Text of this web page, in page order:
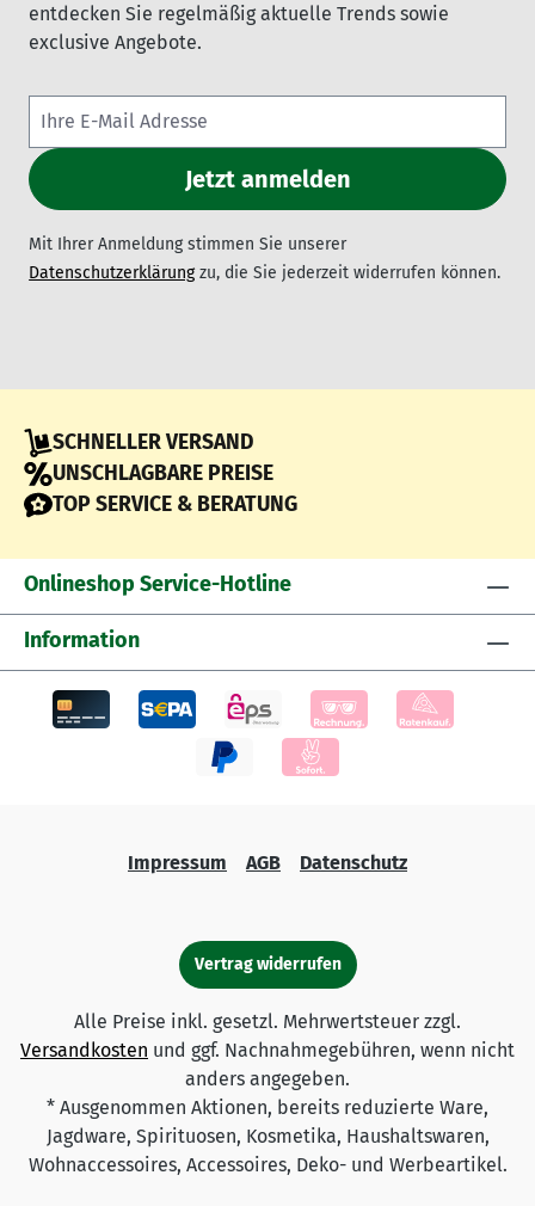
entdecken Sie regelmäßig aktuelle Trends sowie
exclusive Angebote.
Mit Ihrer Anmeldung stimmen Sie unserer
Datenschutzerklärungzu, die Sie jederzeit widerrufen können.
SCHNELLER VERSAND
UNSCHLAGBARE PREISE
TOP SERVICE & BERATUNG
Onlineshop Service-Hotline
Information
Impressum AGB Datenschutz
Vertrag widerrufen
Alle Preise inkl. gesetzl. Mehrwertsteuer zzgl.
Versandkosten und ggf. Nachnahmegebühren, wenn nicht
anders angegeben.
* Ausgenommen Aktionen, bereits reduzierte Ware,
Jagdware, Spirituosen, Kosmetika, Haushaltswaren,
Wohnaccessoires, Accessoires, Deko- und Werbeartikel.